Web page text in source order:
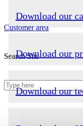
Customer area
Search Site
Download our
Download our
Download our